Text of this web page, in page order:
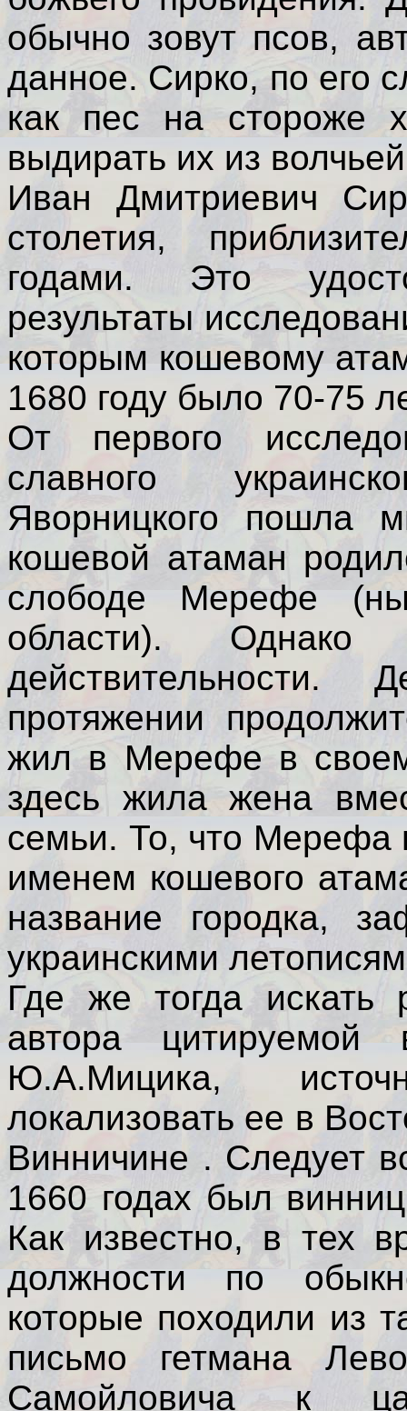
обычно зовут псов,
данное. Сирко, по его
как пес на стороже
выдирать их из
Иван Дмитриевич
столетия,
годами. Это
результаты
которым кошевому
1680 году было 70-75
От первого
славного
Яворницкого пошла
кошевой атаман
слободе Мерефе
области). Однако
действительности.
протяжении
жил в Мерефе в
здесь жила жена
семьи. То, что Мерефа
именем кошевого
название городка,
украинскими
Где же тогда
автора
Ю.А.Мицика,
локализовать ее в
Винничине . Следует
1660 годах был
Как известно, в тех
должности по
которые походили из
письмо гетмана
Самойловича к